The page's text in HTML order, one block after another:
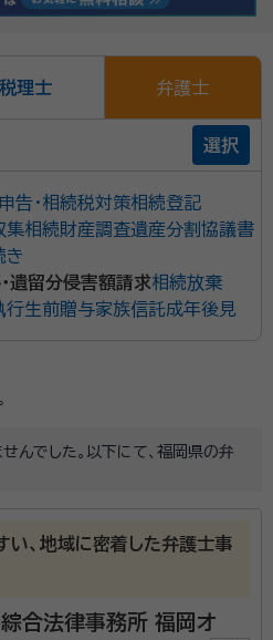
税理士 弁護士
選択
告・相続税対策相続登記
集相続財産調査遺産分割協議書
き
遺留分侵害額請求相続放棄
行生前贈与家族信託成年後見
んでした。以下にて、福岡県の弁
い、地域に密着した弁護士事
合法律事務所 福岡オ